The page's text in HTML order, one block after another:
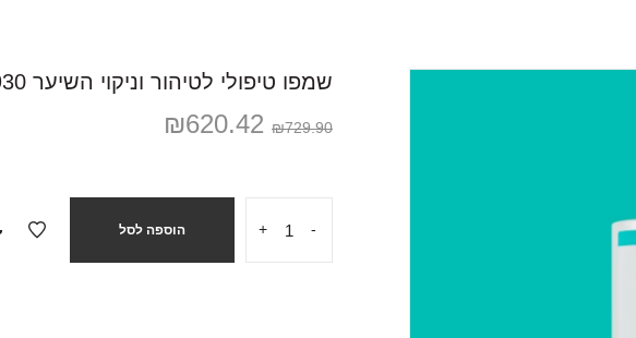
שמפו טיפולי לטיהור וניקוי השיער 930 מ"ל – K18 Detox Shampoo
₪729.90
₪620.42
-
+ הוספה לסל